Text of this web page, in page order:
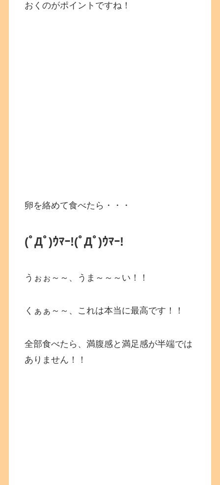
おくのがポイントですね！
卵を絡めて食べたら・・・
(ﾟДﾟ)ｳﾏｰ!(ﾟДﾟ)ｳﾏｰ!
うぉぉ～～、うま～～～い！！
くぁぁ～～、これは本当に最高です！！
全部食べたら、満腹感と満足感が半端では
ありません！！